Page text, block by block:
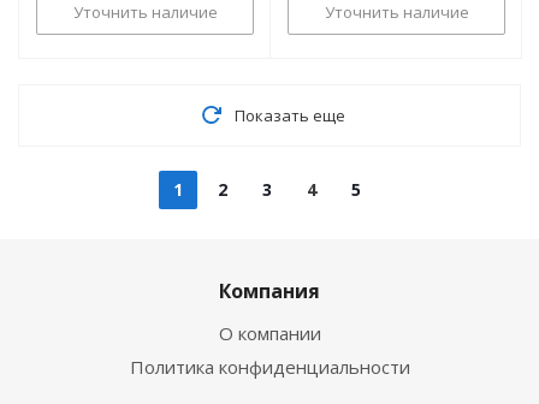
Уточнить наличие Уточнить наличие
Показать еще
1 2 3 4 5
Компания
О компании
Политика конфиденциальности